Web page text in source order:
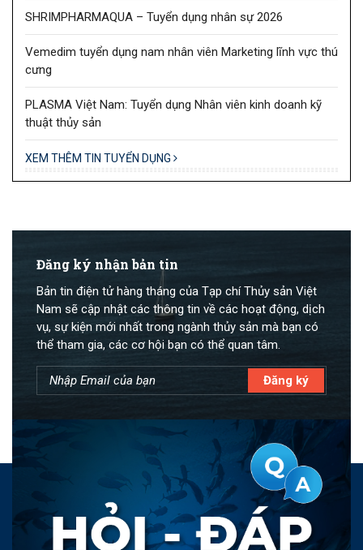
SHRIMPHARMAQUA – Tuyển dụng nhân sự 2026
Vemedim tuyển dụng nam nhân viên Marketing lĩnh vực thú
cưng
PLASMA Việt Nam: Tuyển dụng Nhân viên kinh doanh kỹ
thuật thủy sản
XEM THÊM TIN TUYỂN DỤNG
Đăng ký nhận bản tin
Bản tin điện tử hàng tháng của Tạp chí Thủy sản Việt
Nam sẽ cập nhật các thông tin về các hoạt động, dịch
vụ, sự kiện mới nhất trong ngành thủy sản mà bạn có
thể tham gia, các cơ hội bạn có thể quan tâm.